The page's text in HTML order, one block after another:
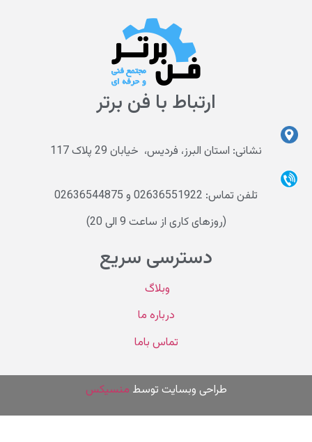
ارتباط با فن برتر
نشانی: استان البرز، فردیس، خیابان 29 پلاک 117
تلفن تماس: 02636551922 و 02636544875
(روزهای کاری از ساعت 9 الی 20)
دسترسی سریع
وبلاگ
درباره ما
تماس باما
طراحی وبسایت توسط منسیکس